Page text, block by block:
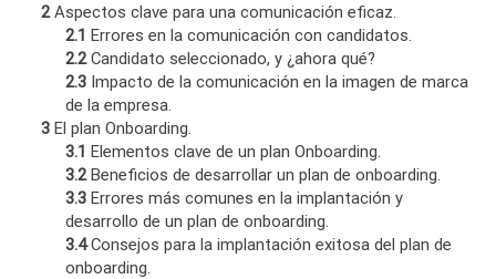
2Aspectos clave para una comunicación eficaz.
2.1 Errores en la comunicación con candidatos.
2.2Candidato seleccionado, y ¿ahora qué?
2.3 Impacto de la comunicación en la imagen de marca
de la empresa.
3 El plan Onboarding.
3.1 Elementos clave de un plan Onboarding.
3.2Beneficios de desarrollar un plan de onboarding.
3.3 Errores más comunes en la implantación y
desarrollo de un plan de onboarding.
3.4Consejos para la implantación exitosa del plan de
onboarding.